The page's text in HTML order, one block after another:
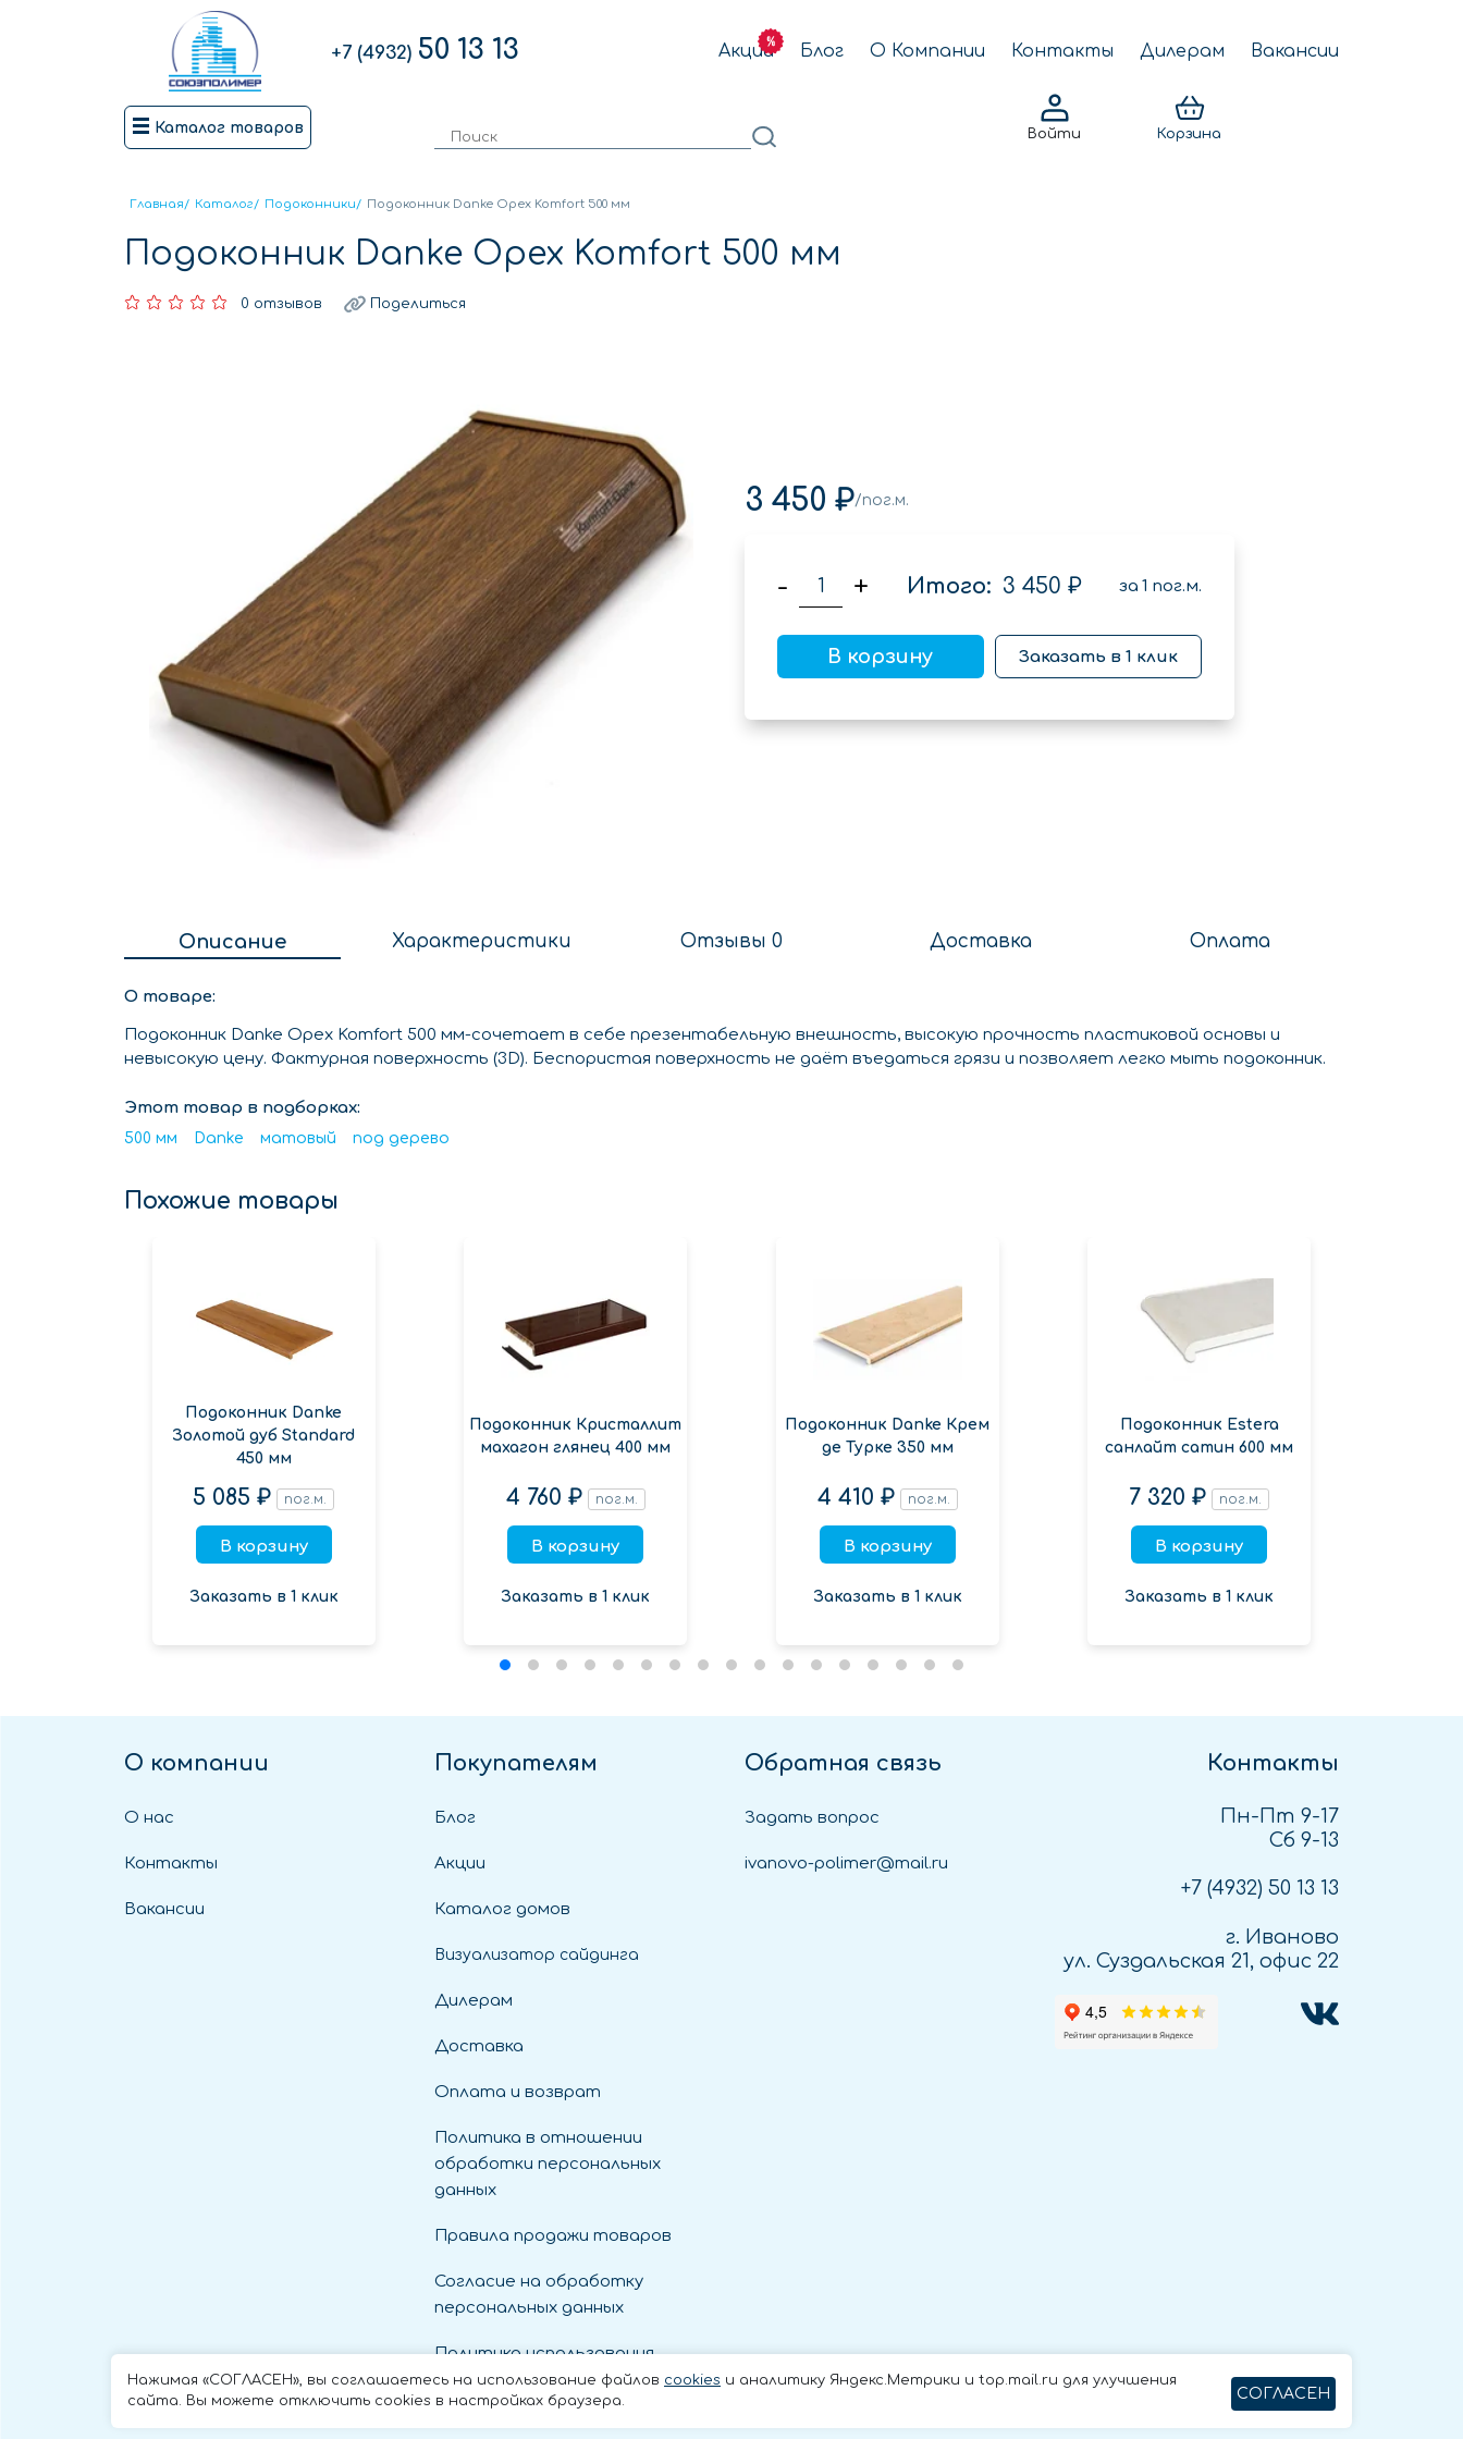
+7 (4932) 50 13 13 Акции Блог О Компании Контакты Дилерам Вакансии
Каталог товаров Войти Корзина
Главная/ Каталог/ Подоконники/ Подоконник Danke Орех Komfort 500 мм
Подоконник Danke Орех Komfort 500 мм
0 отзывов Поделиться
3 450 ₽/пог.м.
- + Итого: 3 450 ₽ за 1 пог.м.
В корзину Заказать в 1 клик
Описание Характеристики Отзывы 0 Доставка Оплата
О товаре:
Подоконник Danke Орех Komfort 500 мм-сочетает в себе презентабельную внешность, высокую прочность пластиковой основы и
невысокую цену. Фактурная поверхность (3D). Беспористая поверхность не даёт въедаться грязи и позволяет легко мыть подоконник.
Этот товар в подборках:
500 мм Danke матовый под дерево
Похожие товары
Подоконник Danke
Золотой дуб Standard
450 мм
5 085 ₽ пог.м.
В корзину
Заказать в 1 клик
Подоконник Кристаллит
махагон глянец 400 мм
4 760 ₽ пог.м.
В корзину
Заказать в 1 клик
Подоконник Danke Крем
де Турке 350 мм
4 410 ₽ пог.м.
В корзину
Заказать в 1 клик
Подоконник Estera
санлайт сатин 600 мм
7 320 ₽ пог.м.
В корзину
Заказать в 1 клик
Нажимая «СОГЛАСЕН», вы соглашаетесь на использование файлов cookies и аналитику Яндекс.Метрики и top.mail.ru для улучшения
сайта. Вы можете отключить cookies в настройках браузера.
СОГЛАСЕН
О компании
О нас
Контакты
Вакансии
Покупателям
Блог
Акции
Каталог домов
Визуализатор сайдинга
Дилерам
Доставка
Оплата и возврат
Политика в отношении
обработки персональных
данных
Правила продажи товаров
Согласие на обработку
персональных данных
Политика использования
cookies
Обратная связь
Задать вопрос
ivanovo-polimer@mail.ru
Контакты
Пн-Пт 9-17
Сб 9-13
+7 (4932) 50 13 13
г. Иваново
ул. Суздальская 21, офис 22